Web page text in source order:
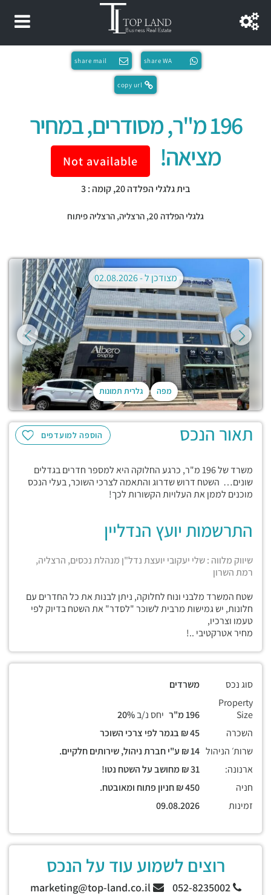
share WA
share mail
copy url
196 מ"ר, מסודרים, במחיר
מציאה!
Not available
בית גלגלי הפלדה 20, קומה : 3
גלגלי הפלדה 20, הרצליה, הרצליה פיתוח
מפה גלרית תמונות
מצודכן ל -02.08.2026
הוספה למועדפים תאור הנכס
משרד של 196 מ"ר, כרגע החלוקה היא למספר חדרים בגדלים
שונים… השטח דרוש שדרוג והתאמה לצרכי השוכר, בעלי הנכס
מוכנים לממן את העלויות הקשורות לכך!
התרשמות יועץ הנדליין
שיווק מלווה : שלי יעקובי יועצת נדל"ן מנהלת נכסים, הרצליה,
רמת השרון
שטח המשרד מלבני ונוח לחלוקה, ניתן לבנות את כל החדרים עם
חלונות, יש גמישות מרבית לשוכר "לסדר" את השטח בדיוק לפי
טעמו וצרכיו,
מחיר אטרקטיבי ..!
סוג נכס
משרדים
Property
Size
יחס נ/ב
השכרה
שרות׳ הניהול
ארנונה:
חניה
זמינות
רוצים לשמוע עוד על הנכס
052-8235002